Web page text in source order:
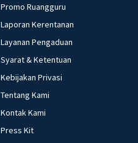
Promo Ruangguru
Laporan Kerentanan
Layanan Pengaduan
Syarat & Ketentuan
Kebijakan Privasi
Tentang Kami
Kontak Kami
Press Kit